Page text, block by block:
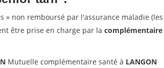
» non remboursé par l'assurance maladie (les
être prise en charge par la complémentaire
Mutuelle complémentaire santé à LANGON